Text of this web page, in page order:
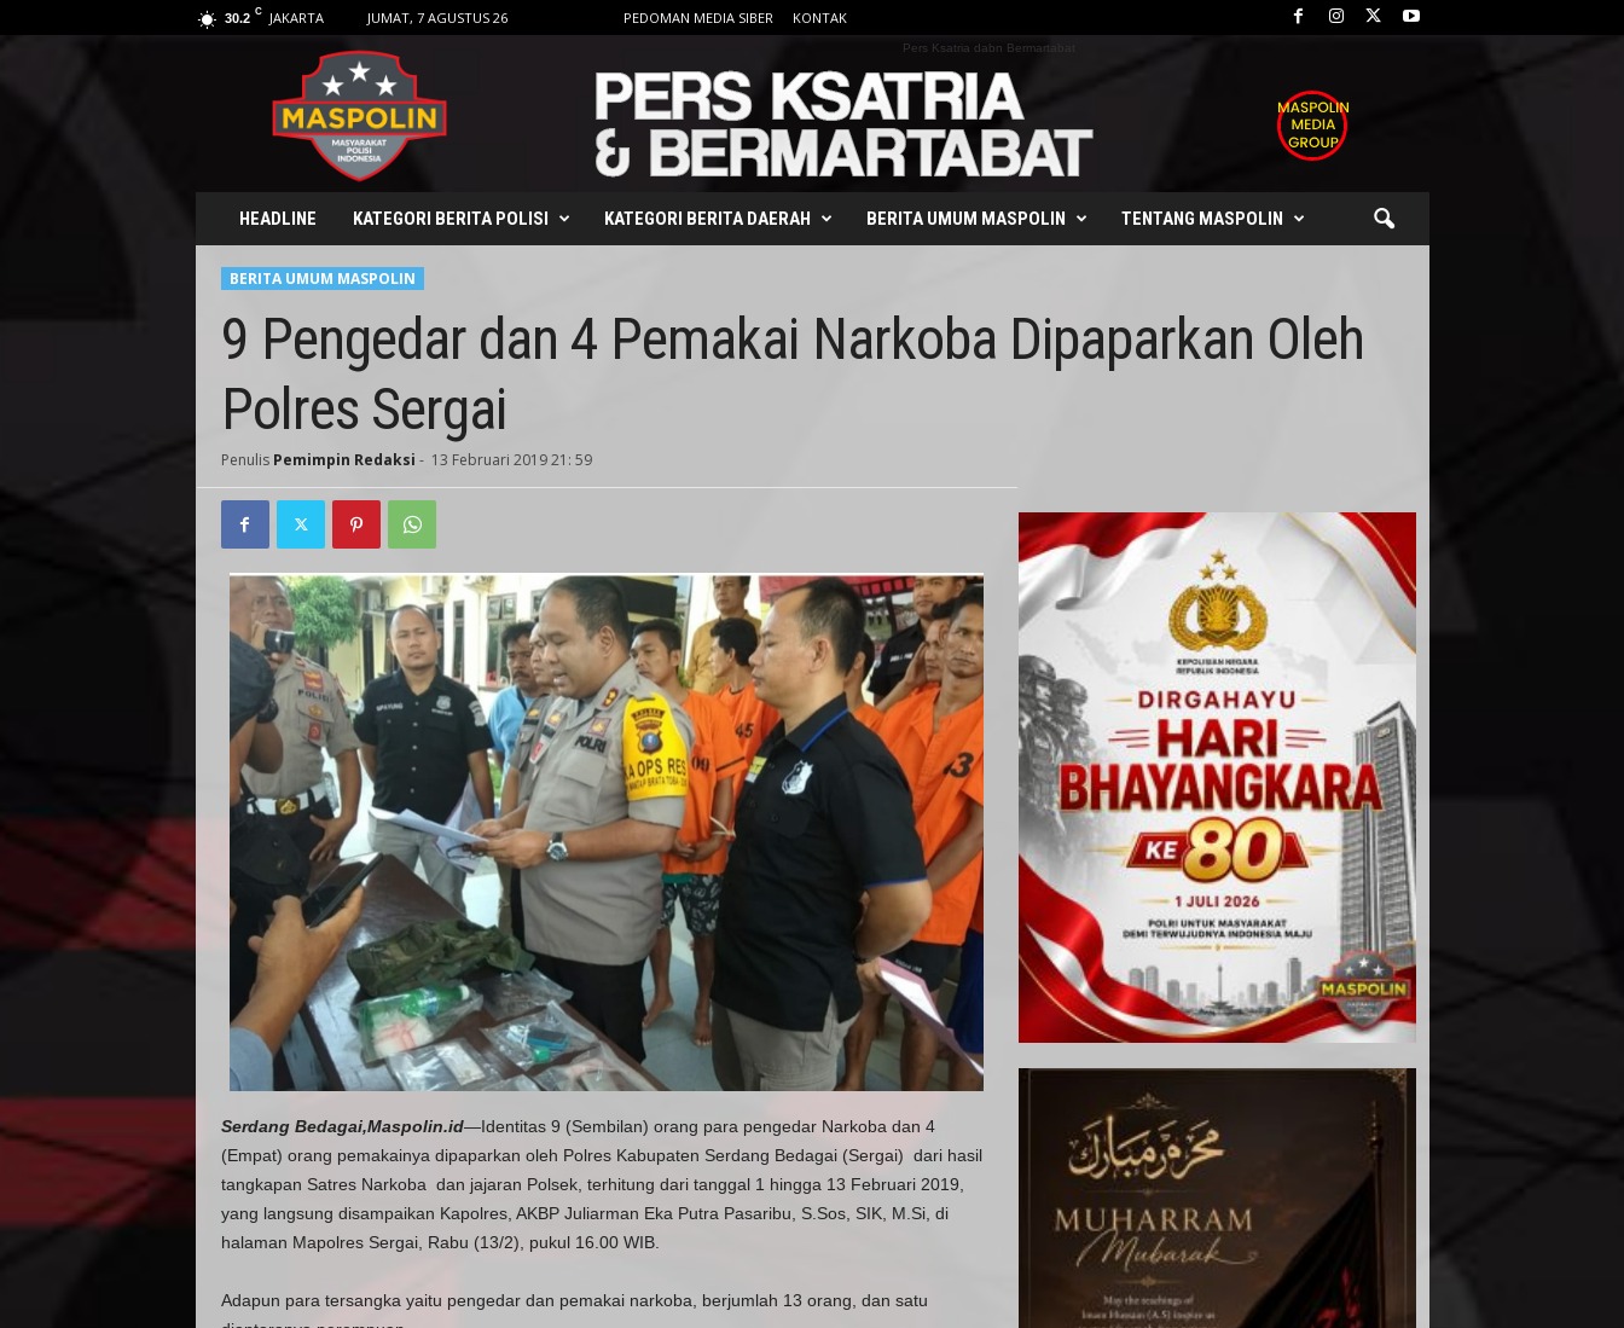
30.2 C JAKARTA JUMAT, 7 AGUSTUS 26 PEDOMAN MEDIA SIBER KONTAK
Pers Ksatria dabn Bermartabat
HEADLINE KATEGORI BERITA POLISI KATEGORI BERITA DAERAH BERITA UMUM MASPOLIN TENTANG MASPOLIN
BERITA UMUM MASPOLIN
9 Pengedar dan 4 Pemakai Narkoba Dipaparkan Oleh
Polres Sergai
Penulis Pemimpin Redaksi - 13 Februari 2019 21: 59
Serdang Bedagai,Maspolin.id—Identitas 9 (Sembilan) orang para pengedar Narkoba dan 4
(Empat) orang pemakainya dipaparkan oleh Polres Kabupaten Serdang Bedagai (Sergai) dari hasil
tangkapan Satres Narkoba dan jajaran Polsek, terhitung dari tanggal 1 hingga 13 Februari 2019,
yang langsung disampaikan Kapolres, AKBP Juliarman Eka Putra Pasaribu, S.Sos, SIK, M.Si, di
halaman Mapolres Sergai, Rabu (13/2), pukul 16.00 WIB.
Adapun para tersangka yaitu pengedar dan pemakai narkoba, berjumlah 13 orang, dan satu